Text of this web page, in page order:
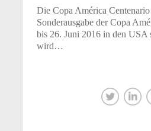
Die Copa América
Sonderausgabe der Copa
bis 26. Juni 2016 in den USA
wird…